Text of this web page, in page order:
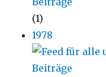
(1)
1978